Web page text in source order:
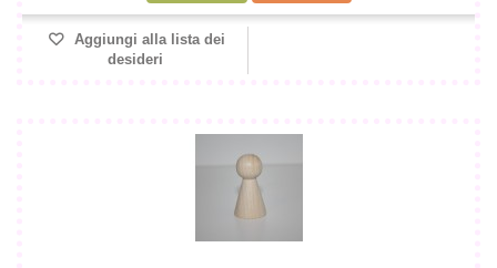
Aggiungi alla lista dei
desideri